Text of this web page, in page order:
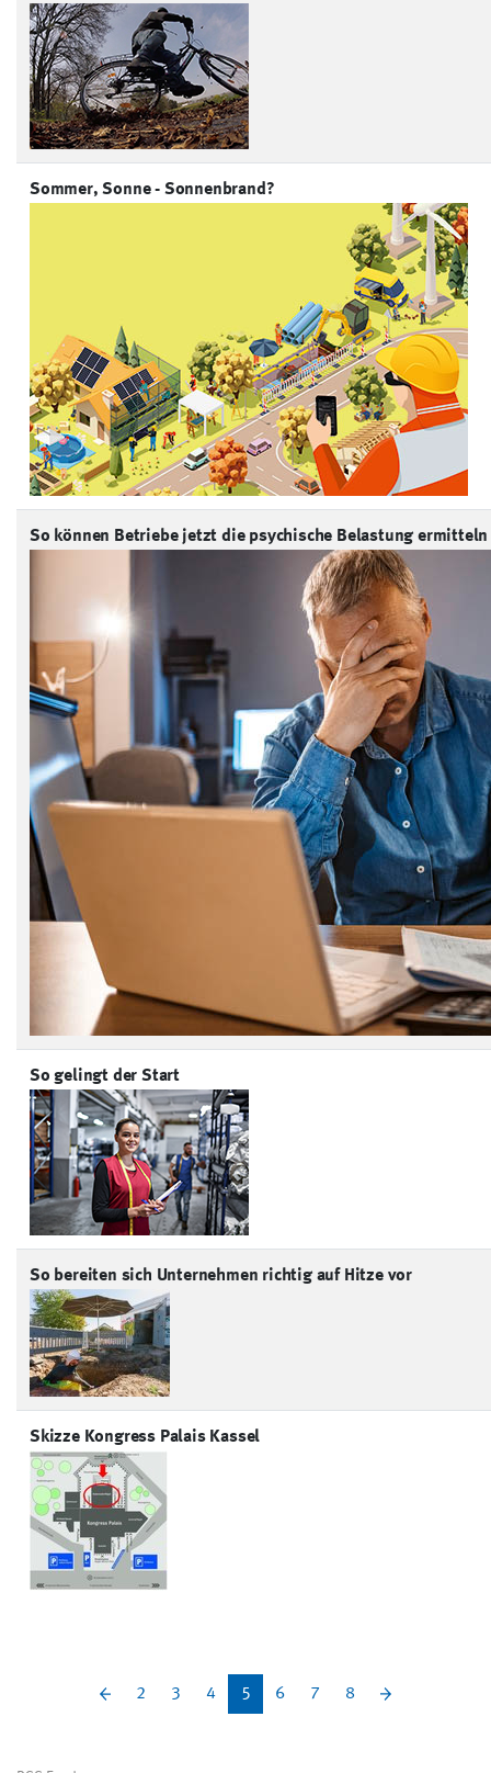
Sommer, Sonne - Sonnenbrand?
So können Betriebe jetzt die psychische Belastung ermitteln
So gelingt der Start
So bereiten sich Unternehmen richtig auf Hitze vor
Skizze Kongress Palais Kassel
2 3 4 5(current)
6 7 8